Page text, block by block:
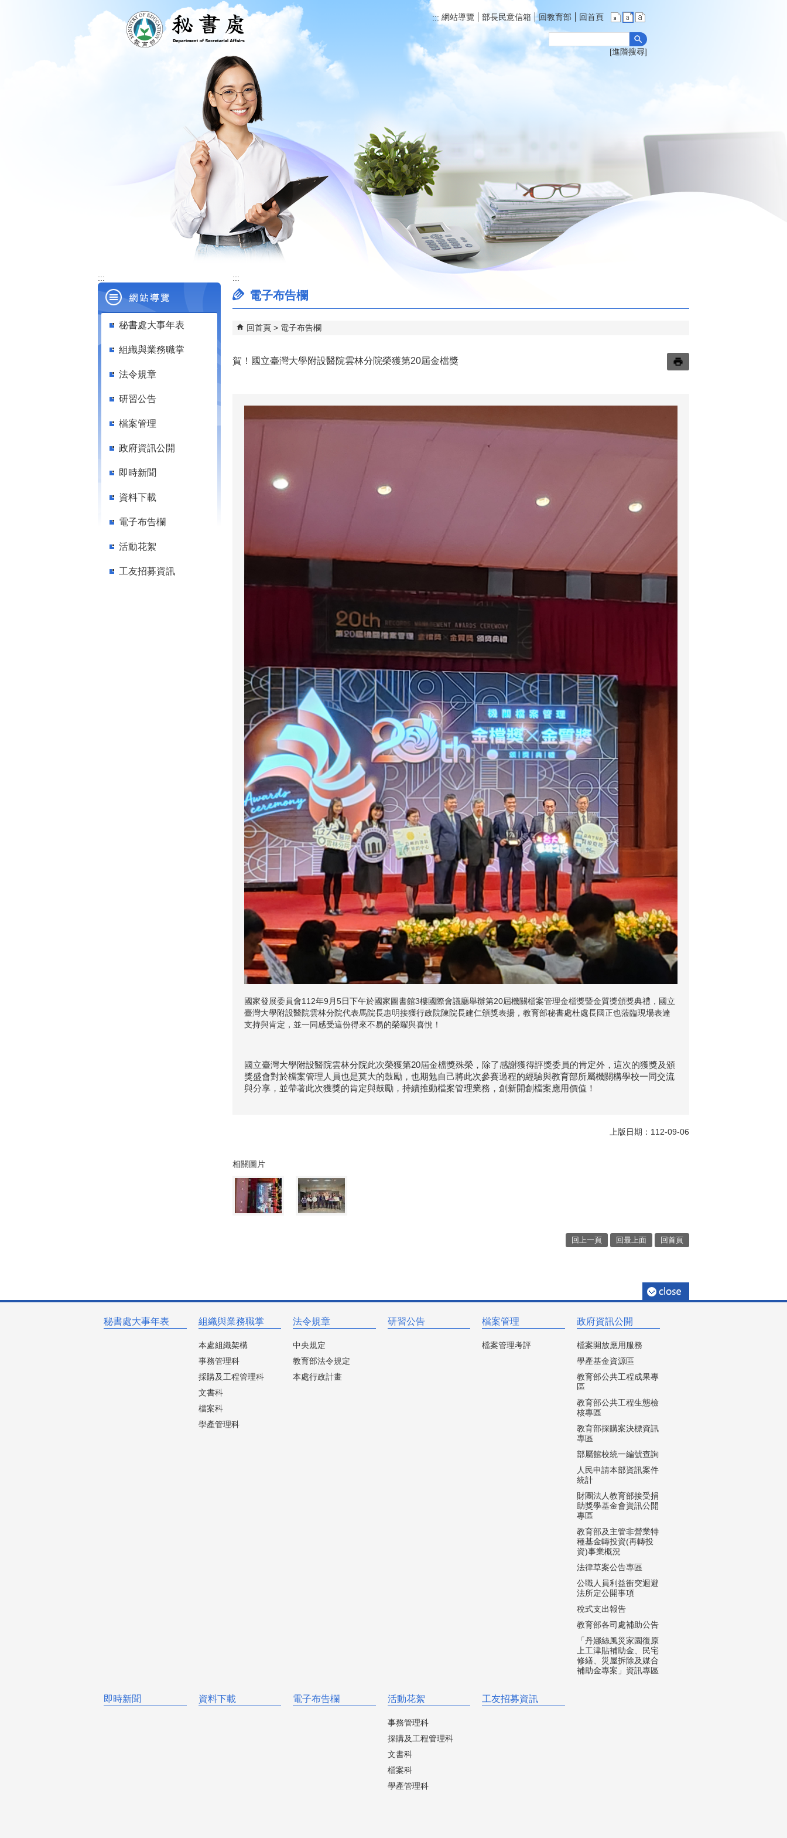
::: 網站導覽 部長民意信箱 回教育部 回首頁
進階搜尋
:::
秘書處大事年表
組織與業務職掌
法令規章
研習公告
檔案管理
政府資訊公開
即時新聞
資料下載
電子布告欄
活動花絮
工友招募資訊
:::
電子布告欄
回首頁 電子布告欄
賀！國立臺灣大學附設醫院雲林分院榮獲第20屆金檔獎
國家發展委員會112年9月5日下午於國家圖書館3樓國際會議廳舉辦第20屆機關檔案管理金檔獎暨金質獎頒獎典禮，國立
臺灣大學附設醫院雲林分院代表馬院長惠明接獲行政院陳院長建仁頒獎表揚，教育部秘書處杜處長國正也蒞臨現場表達
支持與肯定，並一同感受這份得來不易的榮耀與喜悅！
國立臺灣大學附設醫院雲林分院此次榮獲第20屆金檔獎殊榮，除了感謝獲得評獎委員的肯定外，這次的獲獎及頒
獎盛會對於檔案管理人員也是莫大的鼓勵，也期勉自己將此次參賽過程的經驗與教育部所屬機關構學校一同交流
與分享，並帶著此次獲獎的肯定與鼓勵，持續推動檔案管理業務，創新開創檔案應用價值！
上版日期：112-09-06
相關圖片
回上一頁 回最上面 回首頁
秘書處大事年表 組織與業務職掌
本處組織架構
事務管理科
採購及工程管理科
文書科
檔案科
學產管理科
法令規章
中央規定
教育部法令規定
本處行政計畫
研習公告 檔案管理
檔案管理考評
政府資訊公開
檔案開放應用服務
學產基金資源區
教育部公共工程成果專
區
教育部公共工程生態檢
核專區
教育部採購案決標資訊
專區
部屬館校統一編號查詢
人民申請本部資訊案件
統計
財團法人教育部接受捐
助獎學基金會資訊公開
專區
教育部及主管非營業特
種基金轉投資(再轉投
資)事業概況
法律草案公告專區
公職人員利益衝突迴避
法所定公開事項
稅式支出報告
教育部各司處補助公告
「丹娜絲風災家園復原
上工津貼補助金、民宅
修繕、災屋拆除及媒合
補助金專案」資訊專區
即時新聞 資料下載 電子布告欄 活動花絮
事務管理科
採購及工程管理科
文書科
檔案科
學產管理科
工友招募資訊